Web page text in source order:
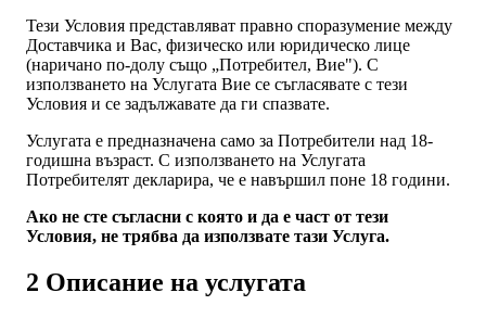
Тези Условия представляват правно споразумение между
Доставчика и Вас, физическо или юридическо лице
(наричано по-долу също „Потребител, Вие"). С
използването на Услугата Вие се съгласявате с тези
Условия и се задължавате да ги спазвате.
Услугата е предназначена само за Потребители над 18-
годишна възраст. С използването на Услугата
Потребителят декларира, че е навършил поне 18 години.
Ако не сте съгласни с която и да е част от тези
Условия, не трябва да използвате тази Услуга.
2 Описание на услугата